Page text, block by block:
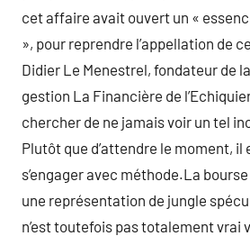
cet affaire avait ouvert un «
», pour reprendre l’appellation de
Didier Le Menestrel, fondateur de
gestion La Financière de
chercher de ne jamais voir un tel
Plutôt que d’attendre le moment, il
s’engager avec méthode.La
une représentation de jungle
n’est toutefois pas totalement vrai